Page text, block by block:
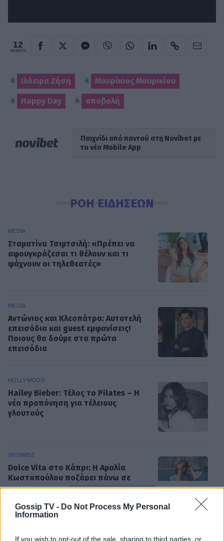
Gossip TV - Do Not Process My Personal
Information
If you wish to opt-out of the sale, sharing to third parties, or
12
SHARES
Ιλάειρα Ζήση Μαυρίκιος Μαυρικίου
Happy Day αποβολή
Παιχνίδι από παντού στη Novibet με
το νέο Mobile App
ΡΟΗ ΕΙΔΗΣΕΩΝ
MEDIA
Σταματίνα Τσιμτσιλή: «Πρέπει να
αφουγκράζεσαι τι θέλουν και τι
ψάχνουν οι τηλεθεατές»
MEDIA
Αντώνιος και Κλεοπάτρα: Αυτοτελή
επεισόδια και guest εμφανίσεις!
Ποιους θα δούμε στα πρώτα
επεισόδια
HOLLYWOOD
Hailey Bieber: Τέλος το Pilates – Η
νέα προπόνηση για τέλειους
γλουτούς
SHOWBIZ
Dolce Vita στο Κάπρι: Η Αμαλία
Κωστοπούλου ποζάρει πάνω σε
σκάφος με αέρινο look!